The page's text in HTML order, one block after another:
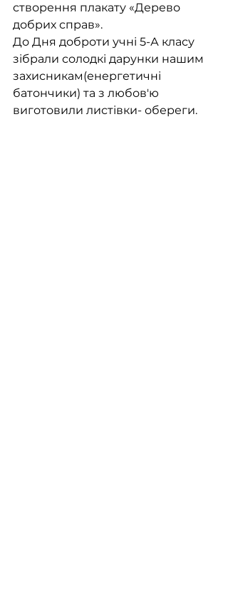
створення плакату «Дерево
добрих справ».
До Дня доброти учні 5-А класу
зібрали солодкі дарунки нашим
захисникам(енергетичні
батончики) та з любов'ю
виготовили листівки- обереги.